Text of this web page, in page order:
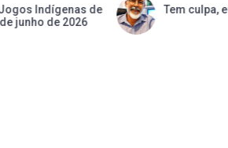
Tem culpa, eu?